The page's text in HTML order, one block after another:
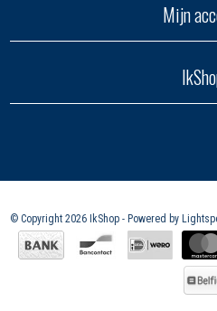
Mijn
© Copyright 2026 IkShop - Powered by